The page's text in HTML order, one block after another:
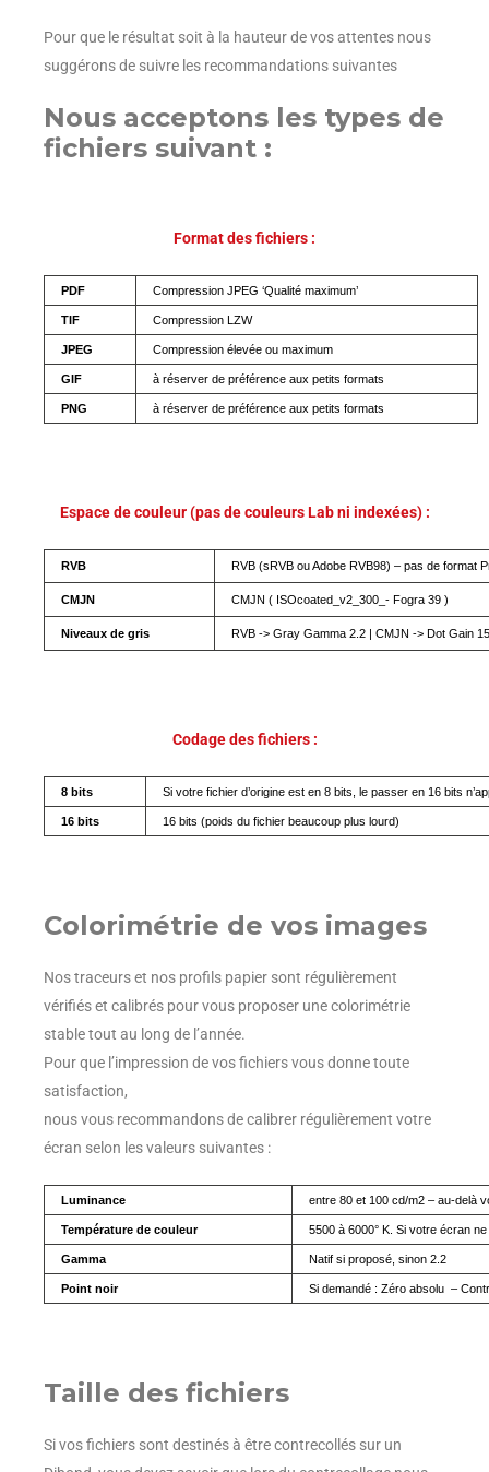
Pour que le résultat soit à la hauteur de vos attentes nous
suggérons de suivre les recommandations suivantes
Nous acceptons les types de
fichiers suivant :
Format des fichiers :
PDF Compression JPEG ‘Qualité maximum’
TIF Compression LZW
JPEG Compression élevée ou maximum
GIF à réserver de préférence aux petits formats
PNG à réserver de préférence aux petits formats
Espace de couleur (pas de couleurs Lab ni indexées) :
RVB RVB (sRVB ou Adobe RVB98) – pas de format
CMJN CMJN ( ISOcoated_v2_300_- Fogra 39 )
Niveaux de gris RVB -> Gray Gamma 2.2 | CMJN -> Dot Gain
Codage des fichiers :
8 bits Si votre fichier d’origine est en 8 bits, le passer en 16 bits
16 bits 16 bits (poids du fichier beaucoup plus lourd)
Colorimétrie de vos images
Nos traceurs et nos profils papier sont régulièrement
vérifiés et calibrés pour vous proposer une colorimétrie
stable tout au long de l’année.
Pour que l’impression de vos fichiers vous donne toute
satisfaction,
nous vous recommandons de calibrer régulièrement votre
écran selon les valeurs suivantes :
Luminance entre 80 et 100 cd/m2 – au-delà
Température de couleur 5500 à 6000° K. Si votre écran
Gamma Natif si proposé, sinon 2.2
Point noir Si demandé : Zéro absolu –
Taille des fichiers
Si vos fichiers sont destinés à être contrecollés sur un